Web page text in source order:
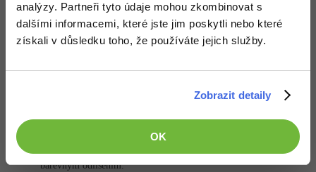
analýzy. Partneři tyto údaje mohou zkombinovat s
dalšími informacemi, které jste jim poskytli nebo které
získali v důsledku toho, že používáte jejich služby.
Zobrazit detaily
OK
Odpovídá na martin1pokorny
Kit :
Odkazy se přece odlišují podtržením. Na té stránce žádné odkazy
Nahoru Odpovědět
Podtržení odkazů považuji za malý přežitek kdy neexistovalo CSS.
V dnešní době je ale potřeba se rozhodnout zda odlišit odkazy
podtržením(pod­tržený text by měl být pouze odkazem) nebo
barevným odlišením.